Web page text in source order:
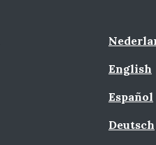
English
Español
Deutsch